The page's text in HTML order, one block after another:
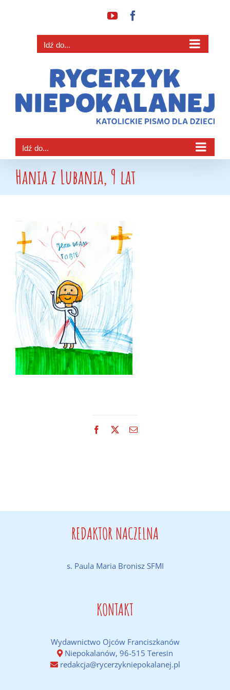
YouTube
Idź do...
Idź do...
Hania z Lubania, 9 lat
Facebook Email
REDAKTOR NACZELNA
s. Paula Maria Bronisz SFMI
KONTAKT
Wydawnictwo Ojców Franciszkanów
Niepokalanów, 96-515 Teresin
redakcja@rycerzykniepokalanej.pl